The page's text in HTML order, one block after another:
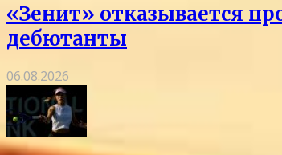
«Зенит» отказывается
дебютанты
06.08.2026